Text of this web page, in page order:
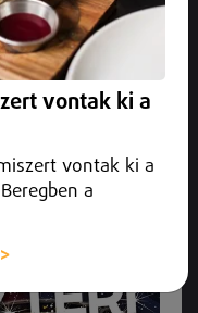
vontak ki a
vontak ki a
a